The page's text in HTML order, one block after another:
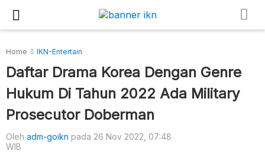
Home IKN-Entertain
Daftar Drama Korea Dengan Genre
Hukum Di Tahun 2022 Ada Military
Prosecutor Doberman
Oleh adm-goikn pada 26 Nov 2022, 07:48
WIB